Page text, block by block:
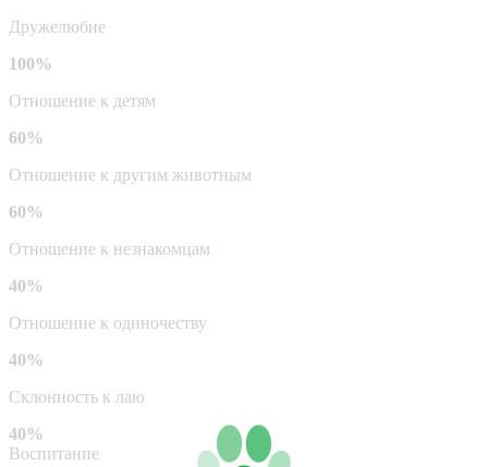
Дружелюбие
100%
Отношение к детям
60%
Отношение к другим животным
60%
Отношение к незнакомцам
40%
Отношение к одиночеству
40%
Склонность к лаю
40%
Воспитание